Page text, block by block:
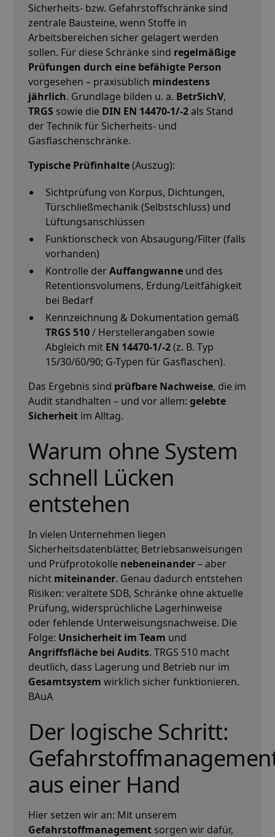
Sicherheits- bzw. Gefahrstoffschränke sind
zentrale Bausteine, wenn Stoffe in
Arbeitsbereichen sicher gelagert werden
sollen. Für diese Schränke sind regelmäßige
Prüfungen durch eine befähigte Person
vorgesehen – praxisüblich mindestens
jährlich. Grundlage bilden u. a. BetrSichV,
TRGS sowie die DIN EN 14470-1/-2als Stand
der Technik für Sicherheits- und
Gasflaschenschränke.
Typische Prüfinhalte(Auszug):
Sichtprüfung von Korpus, Dichtungen,
Türschließmechanik (Selbstschluss) und
Lüftungsanschlüssen
Funktionscheck von Absaugung/Filter (falls
vorhanden)
Kontrolle derAuffangwanne und des
Retentionsvolumens, Erdung/Leitfähigkeit
bei Bedarf
Kennzeichnung & Dokumentation gemäß
TRGS 510/ Herstellerangaben sowie
Abgleich mit EN 14470-1/-2(z. B. Typ
15/30/60/90; G-Typen für Gasflaschen).
Das Ergebnis sind prüfbare Nachweise, die im
Audit standhalten – und vor allem:gelebte
Sicherheit im Alltag.
Warum ohne System
schnell Lücken
entstehen
In vielen Unternehmen liegen
Sicherheitsdatenblätter, Betriebsanweisungen
und Prüfprotokolle nebeneinander– aber
nicht miteinander. Genau dadurch entstehen
Risiken: veraltete SDB, Schränke ohne aktuelle
Prüfung, widersprüchliche Lagerhinweise
oder fehlende Unterweisungsnachweise. Die
Folge: Unsicherheit im Team und
Angriffsfläche bei Audits. TRGS 510 macht
deutlich, dass Lagerung und Betrieb nur im
Gesamtsystem wirklich sicher funktionieren.
BAuA
Der logische Schritt:
aus einer Hand
Hier setzen wir an: Mit unserem
Gefahrstoffmanagement sorgen wir dafür,